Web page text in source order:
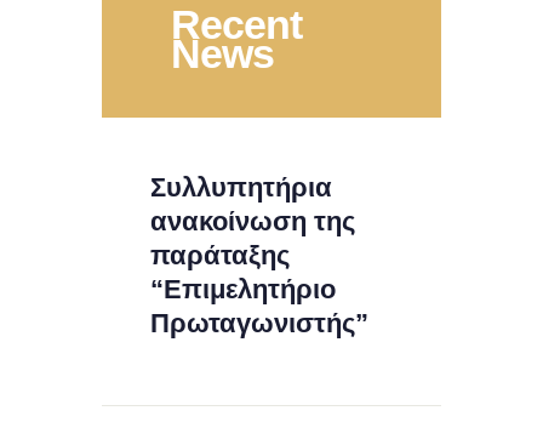
Recent
News
Συλλυπητήρια
ανακοίνωση της
παράταξης
“Επιμελητήριο
Πρωταγωνιστής”